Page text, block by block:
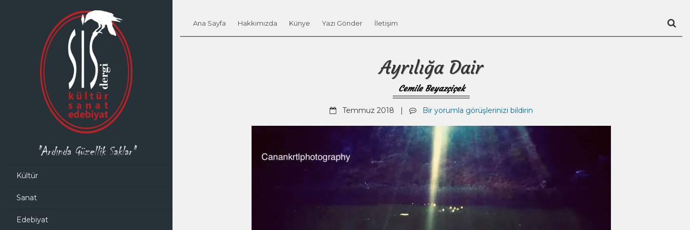
"Ardında Güzellik Saklar"
Kültür
Sanat
Edebiyat
Ana Sayfa Hakkımızda Künye Yazı Gönder İletişim
Ayrılığa Dair
Cemile Beyazçiçek
Temmuz 2018 | Bir yorumla görüşlerinizi bildirin